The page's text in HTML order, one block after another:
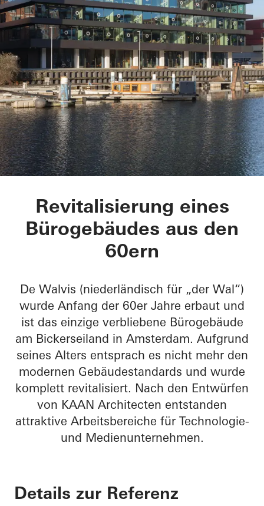
De Walvis
Revitalisierung eines
Bürogebäudes aus den
60ern
De Walvis (niederländisch für „der Wal“)
wurde Anfang der 60er Jahre erbaut und
ist das einzige verbliebene Bürogebäude
am Bickerseiland in Amsterdam. Aufgrund
seines Alters entsprach es nicht mehr den
modernen Gebäudestandards und wurde
komplett revitalisiert. Nach den Entwürfen
von KAAN Architecten entstanden
attraktive Arbeitsbereiche für Technologie-
und Medienunternehmen.
Details zur Referenz